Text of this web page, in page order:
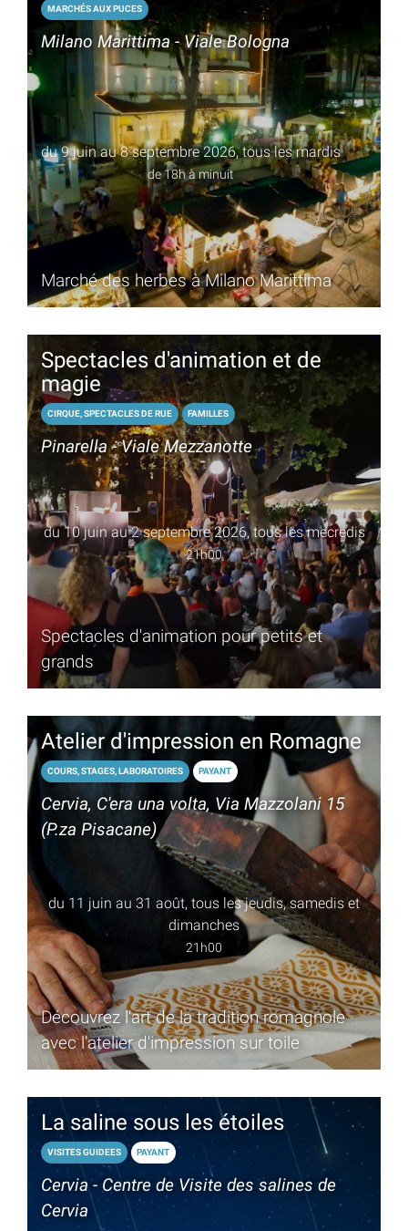
MARCHÉS AUX PUCES
Milano Marittima - Viale Bologna
du 9 juin au 8 septembre 2026, tous les mardis
de 18h à minuit
Marché des herbes à Milano Marittima
Spectacles d'animation et de
magie
CIRQUE, SPECTACLES DE RUE FAMILLES
Pinarella - Viale Mezzanotte
du 10 juin au 2 septembre 2026, tous les mecredis
21h00
Spectacles d'animation pour petits et
grands
Atelier d'impression en Romagne
COURS, STAGES, LABORATOIRES PAYANT
Cervia, C'era una volta, Via Mazzolani 15
(P.za Pisacane)
du 11 juin au 31 août, tous les jeudis, samedis et
dimanches
21h00
Découvrez l'art de la tradition romagnole
avec l'atelier d'impression sur toile
La saline sous les étoiles
VISITES GUIDEES PAYANT
Cervia - Centre de Visite des salines de
Cervia